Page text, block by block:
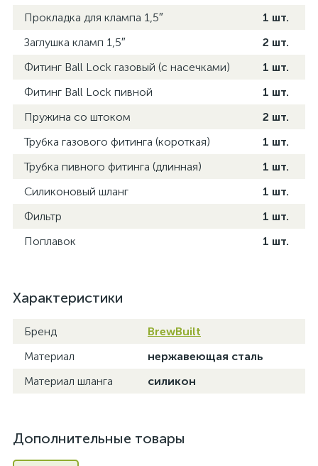
Прокладка для клампа 1,5″
1 шт.
Заглушка кламп 1,5″
2 шт.
Фитинг Ball Lock газовый (с насечками)
1 шт.
Фитинг Ball Lock пивной
1 шт.
Пружина со штоком
2 шт.
Трубка газового фитинга (короткая)
1 шт.
Трубка пивного фитинга (длинная)
1 шт.
Силиконовый шланг
1 шт.
Фильтр
1 шт.
Поплавок
1 шт.
Характеристики
Бренд
BrewBuilt
Материал
нержавеющая сталь
Материал шланга
силикон
Дополнительные товары